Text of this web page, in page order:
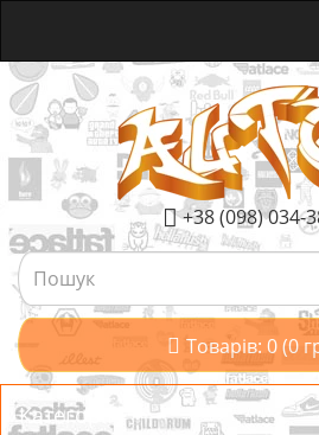
+38 (098) 034-
Товарів: 0 (0
Категорії